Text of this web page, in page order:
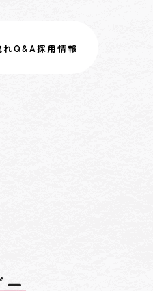
れQ&A採用情報
ー